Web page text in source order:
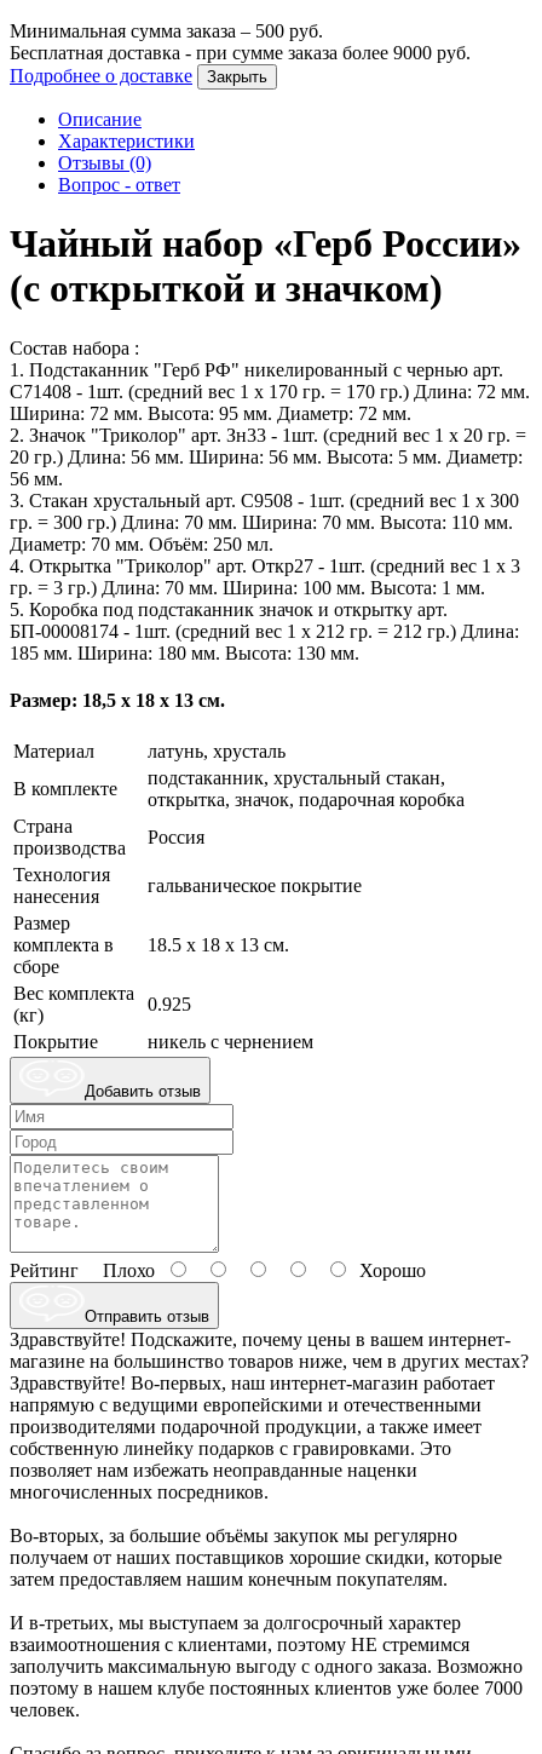
Минимальная сумма заказа – 500 руб.
Бесплатная доставка - при сумме заказа более 9000 руб.
Подробнее о доставке
Закрыть
Описание
Характеристики
Отзывы (0)
Вопрос - ответ
Чайный набор «Герб России»
(с открыткой и значком)
Состав набора :
1. Подстаканник "Герб РФ" никелированный с чернью арт.
С71408 - 1шт. (средний вес 1 х 170 гр. = 170 гр.) Длина: 72 мм.
Ширина: 72 мм. Высота: 95 мм. Диаметр: 72 мм.
2. Значок "Триколор" арт. Зн33 - 1шт. (средний вес 1 х 20 гр. =
20 гр.) Длина: 56 мм. Ширина: 56 мм. Высота: 5 мм. Диаметр:
56 мм.
3. Стакан хрустальный арт. С9508 - 1шт. (средний вес 1 х 300
гр. = 300 гр.) Длина: 70 мм. Ширина: 70 мм. Высота: 110 мм.
Диаметр: 70 мм. Объём: 250 мл.
4. Открытка "Триколор" арт. Откр27 - 1шт. (средний вес 1 х 3
гр. = 3 гр.) Длина: 70 мм. Ширина: 100 мм. Высота: 1 мм.
5. Коробка под подстаканник значок и открытку арт.
БП-00008174 - 1шт. (средний вес 1 х 212 гр. = 212 гр.) Длина:
185 мм. Ширина: 180 мм. Высота: 130 мм.
Размер: 18,5 х 18 х 13 см.
Материал
латунь, хрусталь
В комплекте
подстаканник, хрустальный стакан,
открытка, значок, подарочная коробка
Страна
производства
Россия
Технология
нанесения
гальваническое покрытие
Размер
комплекта в
сборе
18.5 х 18 х 13 см.
Вес комплекта
(кг)
0.925
Покрытие
никель с чернением
Добавить отзыв
Рейтинг Плохо Хорошо
Отправить отзыв
Здравствуйте! Подскажите, почему цены в вашем интернет-
магазине на большинство товаров ниже, чем в других местах?
Здравствуйте! Во-первых, наш интернет-магазин работает
напрямую с ведущими европейскими и отечественными
производителями подарочной продукции, а также имеет
собственную линейку подарков с гравировками. Это
позволяет нам избежать неоправданные наценки
многочисленных посредников.
Во-вторых, за большие объёмы закупок мы регулярно
получаем от наших поставщиков хорошие скидки, которые
затем предоставляем нашим конечным покупателям.
И в-третьих, мы выступаем за долгосрочный характер
взаимоотношения с клиентами, поэтому НЕ стремимся
заполучить максимальную выгоду с одного заказа. Возможно
поэтому в нашем клубе постоянных клиентов уже более 7000
человек.